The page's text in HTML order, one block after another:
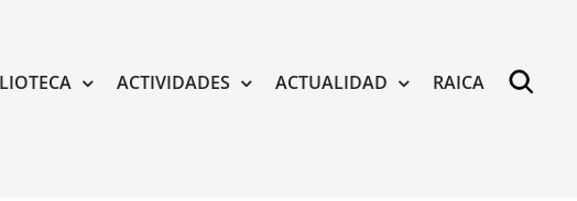
ACTIVIDADES ACTUALIDAD RAICA